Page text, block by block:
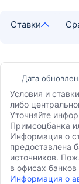
Ставки
Дата
Условия и
либо
Уточняйте
Примсоцбанка
Информация о
предоставлена
источников.
в офисах
Информация о